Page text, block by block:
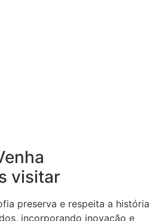
visitar
preserva e respeita a história
incorporando inovação e